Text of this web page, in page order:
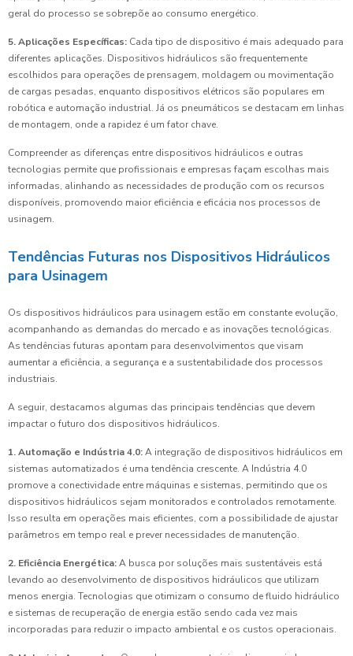
geral do processo se sobrepõe ao consumo energético.
5. Aplicações Específicas: Cada tipo de dispositivo é mais adequado para
diferentes aplicações. Dispositivos hidráulicos são frequentemente
escolhidos para operações de prensagem, moldagem ou movimentação
de cargas pesadas, enquanto dispositivos elétricos são populares em
robótica e automação industrial. Já os pneumáticos se destacam em linhas
de montagem, onde a rapidez é um fator chave.
Compreender as diferenças entre dispositivos hidráulicos e outras
tecnologias permite que profissionais e empresas façam escolhas mais
informadas, alinhando as necessidades de produção com os recursos
disponíveis, promovendo maior eficiência e eficácia nos processos de
usinagem.
Tendências Futuras nos Dispositivos Hidráulicos
para Usinagem
Os dispositivos hidráulicos para usinagem estão em constante evolução,
acompanhando as demandas do mercado e as inovações tecnológicas.
As tendências futuras apontam para desenvolvimentos que visam
aumentar a eficiência, a segurança e a sustentabilidade dos processos
industriais.
A seguir, destacamos algumas das principais tendências que devem
impactar o futuro dos dispositivos hidráulicos.
1. Automação e Indústria 4.0:A integração de dispositivos hidráulicos em
sistemas automatizados é uma tendência crescente. A Indústria 4.0
promove a conectividade entre máquinas e sistemas, permitindo que os
dispositivos hidráulicos sejam monitorados e controlados remotamente.
Isso resulta em operações mais eficientes, com a possibilidade de ajustar
parâmetros em tempo real e prever necessidades de manutenção.
2. Eficiência Energética:A busca por soluções mais sustentáveis está
levando ao desenvolvimento de dispositivos hidráulicos que utilizam
menos energia. Tecnologias que otimizam o consumo de fluido hidráulico
e sistemas de recuperação de energia estão sendo cada vez mais
incorporadas para reduzir o impacto ambiental e os custos operacionais.